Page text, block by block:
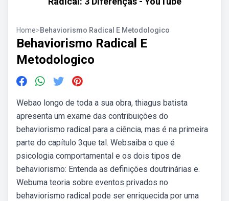
Home>Behaviorismo Radical E Metodologico
Behaviorismo Radical E
Metodologico
Webao longo de toda a sua obra, thiagus batista
apresenta um exame das contribuições do
behaviorismo radical para a ciência, mas é na primeira
parte do capítulo 3que tal. Websaiba o que é
psicologia comportamental e os dois tipos de
behaviorismo: Entenda as definições doutrinárias e.
Webuma teoria sobre eventos privados no
behaviorismo radical pode ser enriquecida por uma